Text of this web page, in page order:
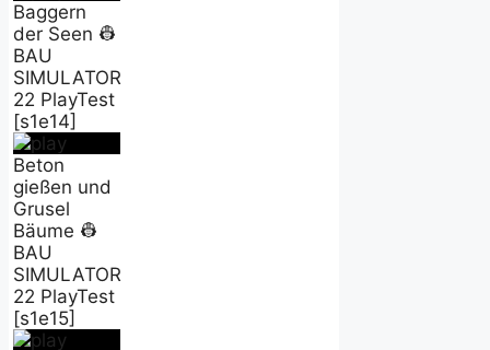
Baggern
der Seen 👷
BAU
SIMULATOR
22 PlayTest
[s1e14]
Beton
gießen und
Grusel
Bäume 👷
BAU
SIMULATOR
22 PlayTest
[s1e15]